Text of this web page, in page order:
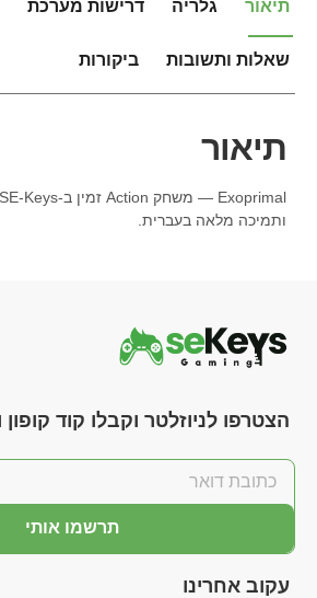
תיאור גלריה דרישות מערכת
שאלות ותשובות ביקורות
תיאור
ותמיכה מלאה בעברית.
הצטרפו לניוזלטר וקבלו קוד
תרשמו אותי
עקוב אחרינו